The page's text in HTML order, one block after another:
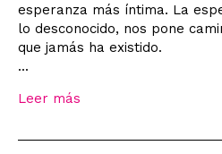
esperanza más íntima. La
lo desconocido, nos pone
que jamás ha existido.
...
Leer más